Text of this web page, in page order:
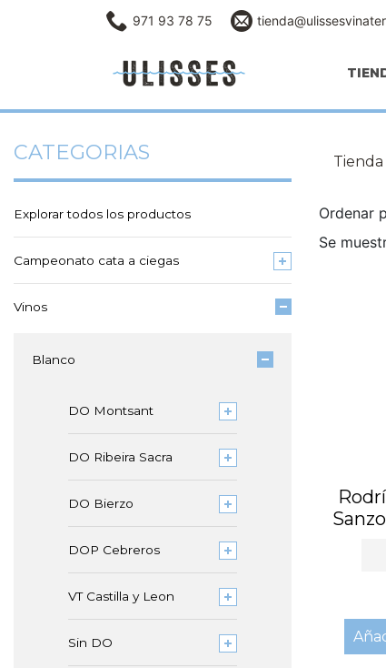
971 93 78 75
CATEGORIAS
Explorar todos los productos
Campeonato cata a ciegas
Vinos
Blanco
DO Montsant
DO Ribeira Sacra
DO Bierzo
DOP Cebreros
VT Castilla y Leon
Sin DO
Tienda
Ordenar
Se